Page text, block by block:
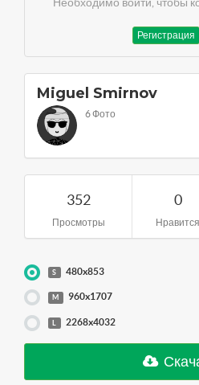
Регистрация
Miguel Smirnov
6 Фото
352
Просмотры
0
Нравится
S 480x853
M 960x1707
2268x4032